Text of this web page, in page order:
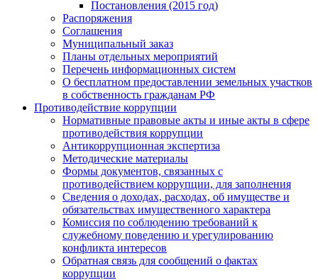
Постановления (2015 год)
Распоряжения
Соглашения
Муниципальный заказ
Планы отдельных мероприятий
Перечень информационных систем
О бесплатном предоставлении земельных участков
в собственность гражданам РФ
Противодействие коррупции
Нормативные правовые акты и иные акты в сфере
противодействия коррупции
Антикоррупционная экспертиза
Методические материалы
Формы документов, связанных с
противодействием коррупции, для заполнения
Сведения о доходах, расходах, об имуществе и
обязательствах имущественного характера
Комиссия по соблюдению требований к
служебному поведению и урегулированию
конфликта интересов
Обратная связь для сообщений о фактах
коррупции